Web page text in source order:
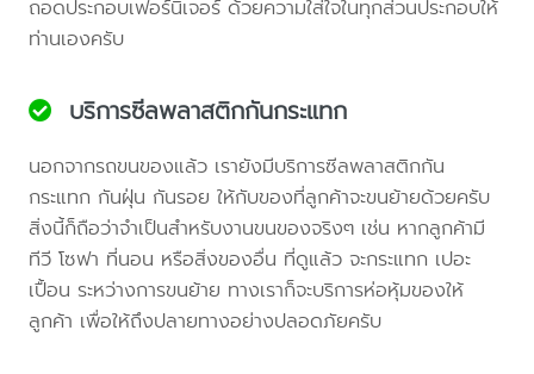
ถอดประกอบเฟอร์นิเจอร์ ด้วยความใส่ใจในทุกส่วนประกอบให้
ท่านเองครับ
บริการซีลพลาสติกกันกระแทก
นอกจากรถขนของแล้ว เรายังมีบริการซีลพลาสติกกัน
กระแทก กันฝุ่น กันรอย ให้กับของที่ลูกค้าจะขนย้ายด้วยครับ
สิ่งนี้ก็ถือว่าจำเป็นสำหรับงานขนของจริงๆ เช่น หากลูกค้ามี
ทีวี โซฟา ที่นอน หรือสิ่งของอื่น ที่ดูแล้ว จะกระแทก เปอะ
เปื้อน ระหว่างการขนย้าย ทางเราก็จะบริการห่อหุ้มของให้
ลูกค้า เพื่อให้ถึงปลายทางอย่างปลอดภัยครับ